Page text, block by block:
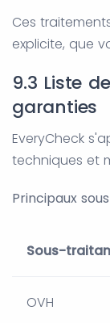
Ces
explicite, que
9.3 Liste
garanties
EveryCheck
techniques et
Principaux
Sous-
OVH